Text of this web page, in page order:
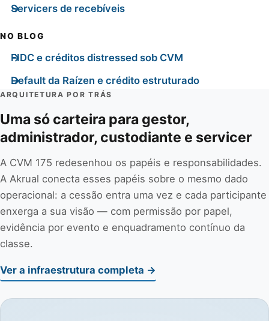
Servicers de recebíveis
NO BLOG
FIDC e créditos distressed sob CVM
Default da Raízen e crédito estruturado
ARQUITETURA POR TRÁS
Uma só carteira para gestor,
administrador, custodiante e servicer
A CVM 175 redesenhou os papéis e responsabilidades.
A Akrual conecta esses papéis sobre o mesmo dado
operacional: a cessão entra uma vez e cada participante
enxerga a sua visão — com permissão por papel,
evidência por evento e enquadramento contínuo da
classe.
Ver a infraestrutura completa →